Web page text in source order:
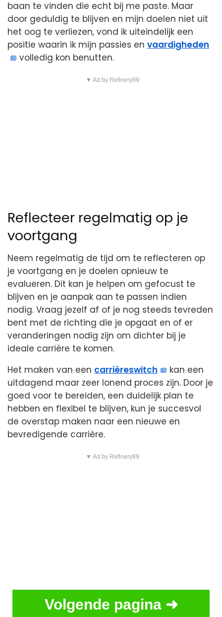
baan te vinden die echt bij me paste. Maar
door geduldig te blijven en mijn doelen niet uit
het oog te verliezen, vond ik uiteindelijk een
positie waarin ik mijn passies en vaardigheden
volledig kon benutten.
▼ Ad by Refinery89
Reflecteer regelmatig op je
voortgang
Neem regelmatig de tijd om te reflecteren op
je voortgang en je doelen opnieuw te
evalueren. Dit kan je helpen om gefocust te
blijven en je aanpak aan te passen indien
nodig. Vraag jezelf af of je nog steeds tevreden
bent met de richting die je opgaat en of er
veranderingen nodig zijn om dichter bij je
ideale carrière te komen.
Het maken van een carrièreswitch
kan een
uitdagend maar zeer lonend proces zijn. Door je
goed voor te bereiden, een duidelijk plan te
hebben en flexibel te blijven, kun je succesvol
de overstap maken naar een nieuwe en
bevredigende carrière.
▼ Ad by Refinery89
Volgende pagina ➜